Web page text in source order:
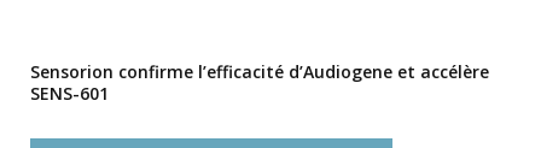
Sensorion confirme l’efficacité d’Audiogene et accélère
SENS-601